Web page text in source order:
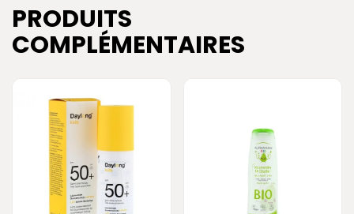
PRODUITS
COMPLÉMENTAIRES